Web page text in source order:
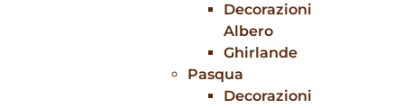
Decorazioni
Albero
Ghirlande
Pasqua
Decorazioni